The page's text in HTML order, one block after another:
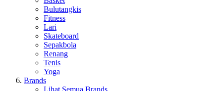
Bulutangkis
Fitness
Lari
Skateboard
Sepakbola
Renang
Tenis
Yoga
Brands
Lihat Semua Brands